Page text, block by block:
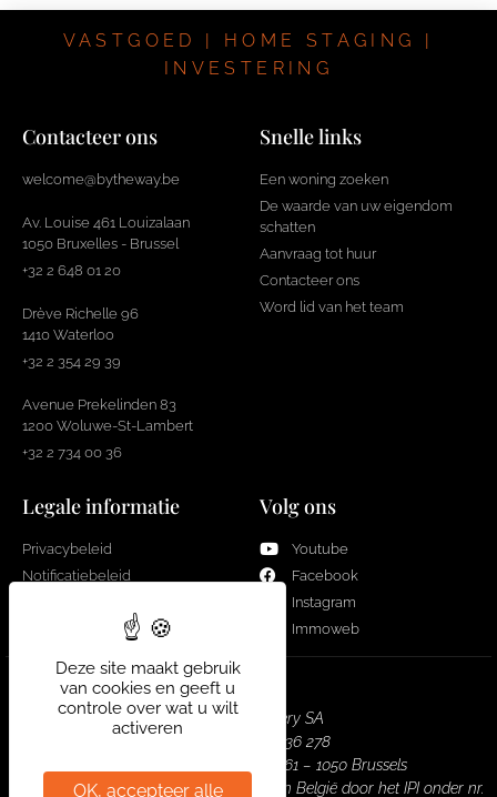
VASTGOED | HOME STAGING |
INVESTERING
Contacteer ons
welcome@bytheway.be
Av. Louise 461 Louizalaan
1050 Bruxelles - Brussel
+32 2 648 01 20
Drève Richelle 96
1410 Waterloo
+32 2 354 29 39
Avenue Prekelinden 83
1200 Woluwe-St-Lambert
+32 2 734 00 36
Snelle links
Een woning zoeken
De waarde van uw eigendom
schatten
Aanvraag tot huur
Contacteer ons
Word lid van het team
Legale informatie
Privacybeleid
Notificatiebeleid
Volg ons
Youtube
Facebook
Instagram
Immoweb
Real Estate Gallery SA
Bedrijf nr. : 0751 936 278
Hoofdkantoor : Louizalaan 461 – 1050 Brussels
Vastgoedmakelaar – makelaar erkend in België door het IPI onder nr.
Deze site maakt gebruik
van cookies en geeft u
controle over wat u wilt
activeren
OK, accepteer alle